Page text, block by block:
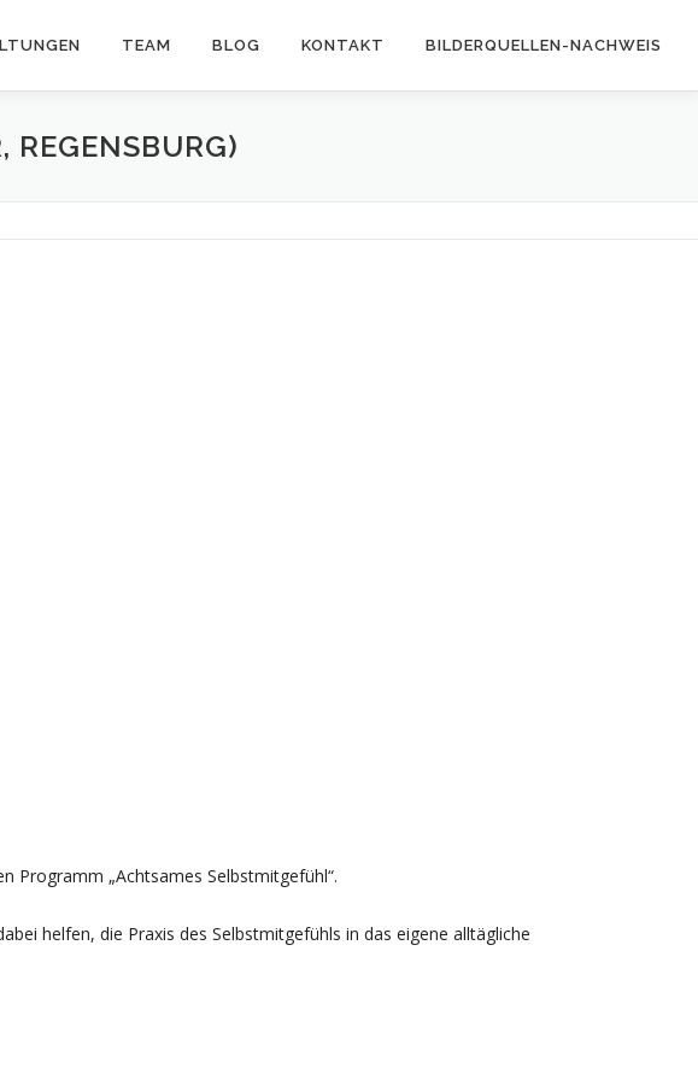
TEAM BLOG KONTAKT BILDERQUELLEN-NACHWEIS
REGENSBURG)
Programm „Achtsames Selbstmitgefühl“.
helfen, die Praxis des Selbstmitgefühls in das eigene alltägliche